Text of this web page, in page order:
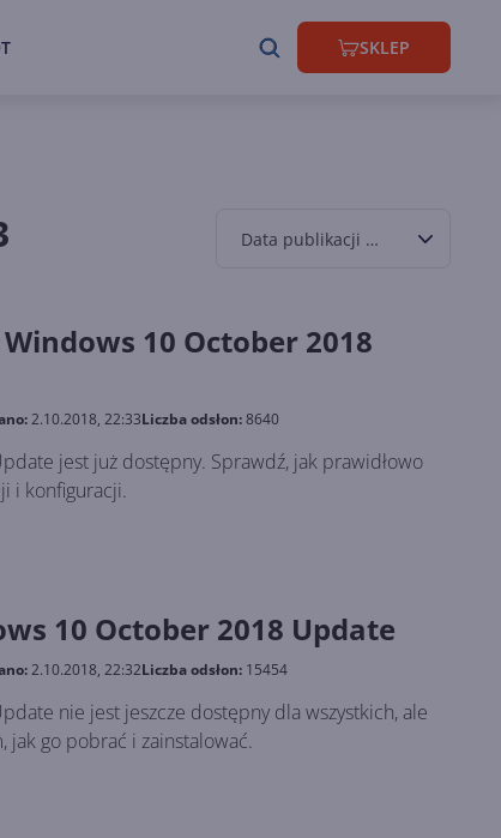
SKLEP
Data publikacji malejąco
10 October 2018
2.10.2018, 22:33Liczba odsłon:8640
jest już dostępny. Sprawdź, jak prawidłowo
i konfiguracji.
10 October 2018 Update
2.10.2018, 22:32Liczba odsłon: 15454
nie jest jeszcze dostępny dla wszystkich, ale
jak go pobrać i zainstalować.